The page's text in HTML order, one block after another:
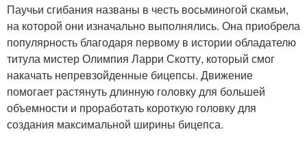
Паучьи сгибания названы в честь восьминогой скамьи,
на которой они изначально выполнялись. Она приобрела
популярность благодаря первому в истории обладателю
титула мистер Олимпия Ларри Скотту, который смог
накачать непревзойденные бицепсы. Движение
помогает растянуть длинную головку для большей
объемности и проработать короткую головку для
создания максимальной ширины бицепса.